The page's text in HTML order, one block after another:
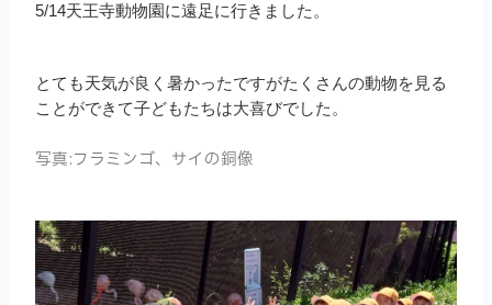
5/14天王寺動物園に遠足に行きました。
とても天気が良く暑かったですがたくさんの動物を見る
ことができて子どもたちは大喜びでした。
写真:フラミンゴ、サイの銅像